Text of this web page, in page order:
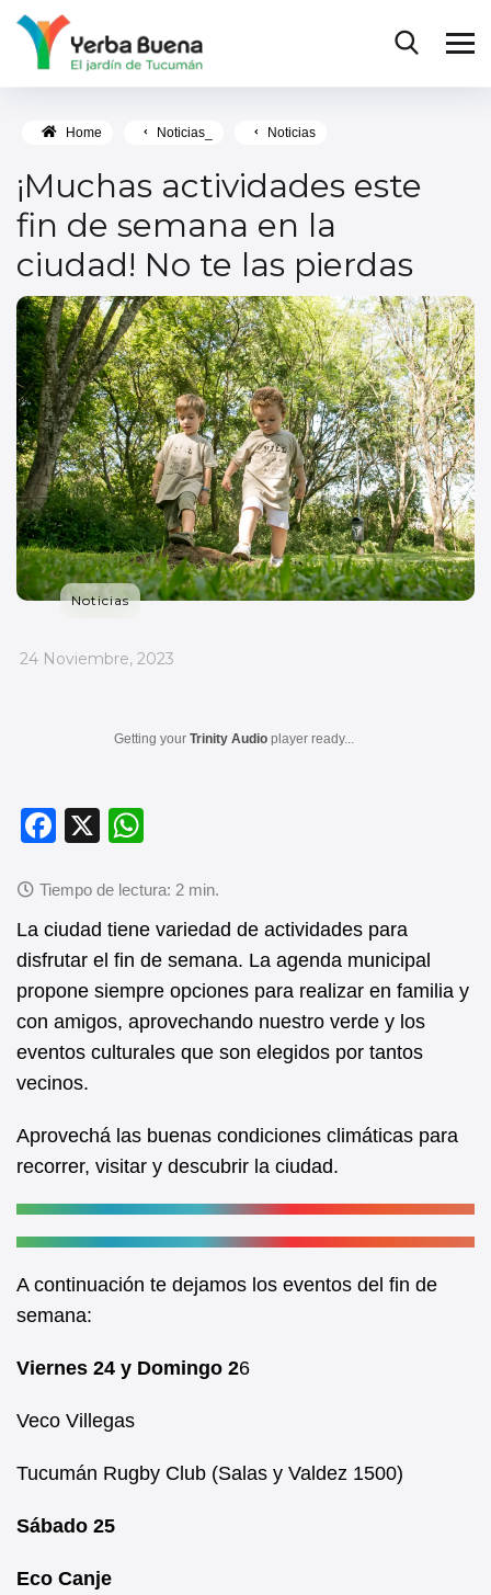
Home Noticias_ Noticias
¡Muchas actividades este
fin de semana en la
ciudad! No te las pierdas
Noticias
_
24 Noviembre, 2023
Getting your Trinity Audio player ready...
F
c
e
b
o
o
k
X
at
s
A
p
p
La ciudad tiene variedad de actividades para
disfrutar el fin de semana. La agenda municipal
propone siempre opciones para realizar en familia y
con amigos, aprovechando nuestro verde y los
eventos culturales que son elegidos por tantos
vecinos.
Aprovechá las buenas condiciones climáticas para
recorrer, visitar y descubrir la ciudad.
A continuación te dejamos los eventos del fin de
semana:
Viernes 24 y Domingo 26
Veco Villegas
Tucumán Rugby Club (Salas y Valdez 1500)
Sábado 25
Eco Canje